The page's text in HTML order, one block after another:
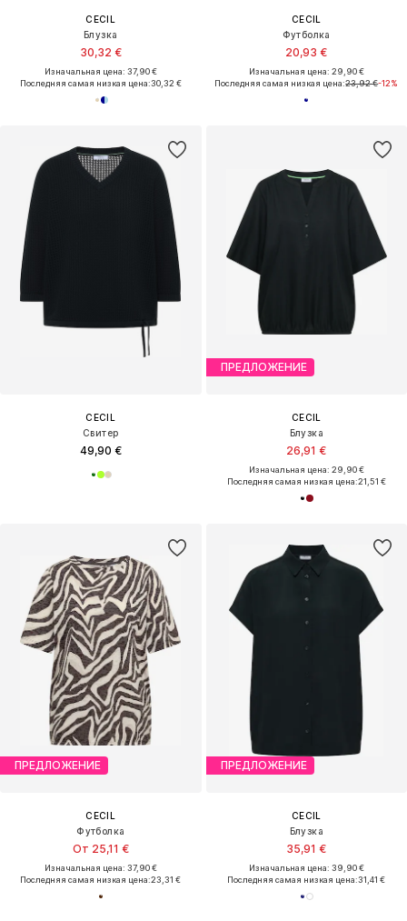
CECIL
Блузка
30,32 €
Изначальная цена: 37,90 €
Последняя самая низкая цена:30,32 €
CECIL
Футболка
20,93 €
Изначальная цена: 29,90 €
Последняя самая низкая цена:23,92 €-12%
CECIL
Свитер
49,90 €
ПРЕДЛОЖЕНИЕ
CECIL
Блузка
26,91 €
Изначальная цена: 29,90 €
Последняя самая низкая цена:21,51 €
ПРЕДЛОЖЕНИЕ
CECIL
Футболка
От 25,11 €
Изначальная цена: 37,90 €
Последняя самая низкая цена:23,31 €
ПРЕДЛОЖЕНИЕ
CECIL
Блузка
35,91 €
Изначальная цена: 39,90 €
Последняя самая низкая цена:31,41 €